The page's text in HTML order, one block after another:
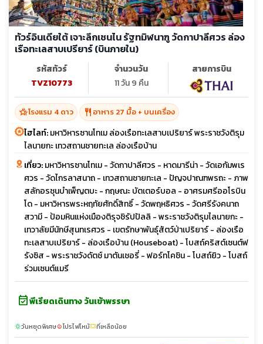
ทัวร์อินเดียใต้ เจาะลึกเชนไน รัฐทมิฬนาฑู วัดกาปาลีศวร ล่อง
เรือทะเลสาบเปรียาร์ (บินภายใน)
รหัสทัวร์
TVZ10773
จำนวนวัน
11 วัน 9 คืน
สายการบิน
hotel_classโรงแรม 4 ดาว restaurant อาหาร 27 มื้อ + บนเครื่อง
ไฮไลท์:มหาวิหารซานโทเม ล่องเรือทะเลสาบเปริยาร์ พระราชวังติรุม
ไลนายกะ เทวสถานชายทะเล ล่องเรือบ้าน
เที่ยว:มหาวิหารซานโทเม - วัดกาปาลีศวร - หาดมารีน่า - วัดเอกัมพเร
ศวร - วัดไกรลาสนาถ - เทวสถานชายทะเล - ปัญจปาณฑพรถะ - ภาพ
สลักอรชุนบำเพ็ญตบะ - กฤษณะ บัตเตอร์บอล - อาศรมศรีออโรบิน
โด - มหาวิหารพระหฤทัยศักดิ์สิทธิ์ - วัดพฤหธิศวร - วัดศรีรังคนาถ
สวามี - ป้อมหินแห่งเมืองติรุจชิรัปปัลลิ - พระราชวังติรุมไลนายกะ -
เทวาลัยมีนักษีสุนทเรศวร - เขตรักษาพันธุ์สัตว์ป่าเปริยาร์ - ล่องเรือ
ทะเลสาบเปริยาร์ - ล่องเรือบ้าน (Houseboat) - โบสถ์คริสต์เซนต์ฟ
รังซิส - พระราชวังดัตช์ มาตันเชอรี่ - ฟอร์ทโคชิน - โบสถ์ยิว - โบสถ์
ร่วมเซนต์แมรี
event_availableพีเรียดเดินทาง วันเข้าพรรษา
sunnyวันหยุดพิเศษlocal_fire_departmentโปรไฟไหม้confirmation_numberที่เหลือน้อย